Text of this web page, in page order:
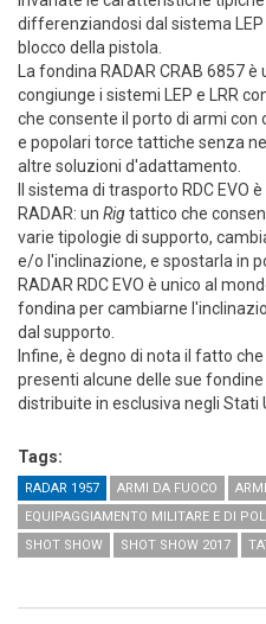
differenziandosi dal sistema
blocco della pistola.
La fondina RADAR CRAB 6857
congiunge i sistemi LEP e LRR
che consente il porto di armi
e popolari torce tattiche senza
altre soluzioni d'adattamento.
Il sistema di trasporto RDC EVO
RADAR: un Rigtattico che
varie tipologie di supporto,
e/o l'inclinazione, e spostarla in
RADAR RDC EVO è unico al
fondina per cambiarne
dal supporto.
Infine, è degno di nota il fatto
presenti alcune delle sue
distribuite in esclusiva negli Stati
Tags:
RADAR 1957 ARMI DA FUOCO ARMI
EQUIPAGGIAMENTO MILITARE E DI
SHOT SHOW
SHOT SHOW 2017